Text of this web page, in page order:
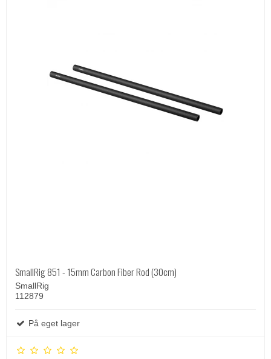
SmallRig 851 - 15mm Carbon Fiber Rod (30cm)
SmallRig
112879
På eget lager